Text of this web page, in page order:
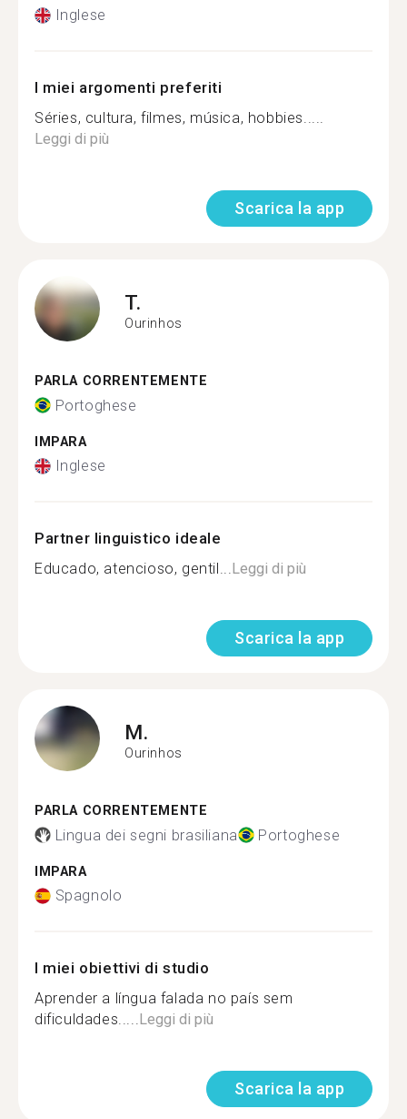
Inglese
I miei argomenti preferiti
Séries, cultura, filmes, música, hobbies.....
Leggi di più
Scarica la app
T.
Ourinhos
PARLA CORRENTEMENTE
Portoghese
IMPARA
Inglese
Partner linguistico ideale
Educado, atencioso, gentil...Leggi di più
Scarica la app
M.
Ourinhos
PARLA CORRENTEMENTE
Lingua dei segni brasiliana Portoghese
IMPARA
Spagnolo
I miei obiettivi di studio
Aprender a língua falada no país sem
dificuldades.....Leggi di più
Scarica la app